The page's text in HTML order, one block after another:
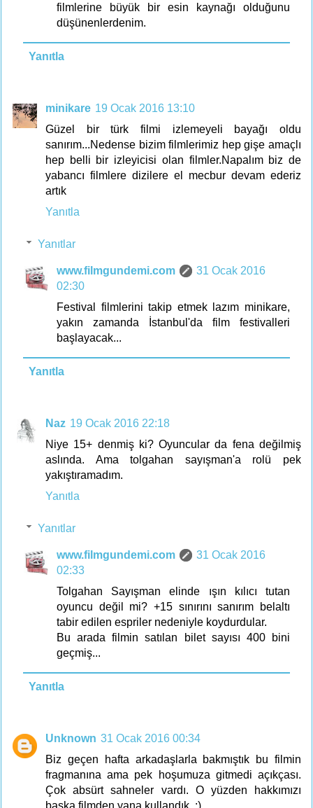
filmlerine büyük bir esin kaynağı olduğunu
düşünenlerdenim.
Yanıtla
minikare 19 Ocak 2016 13:10
Güzel bir türk filmi izlemeyeli bayağı oldu
sanırım...Nedense bizim filmlerimiz hep gişe amaçlı
hep belli bir izleyicisi olan filmler.Napalım biz de
yabancı filmlere dizilere el mecbur devam ederiz
artık
Yanıtla
Yanıtlar
www.filmgundemi.com
31 Ocak 2016
02:30
Festival filmlerini takip etmek lazım minikare,
yakın zamanda İstanbul'da film festivalleri
başlayacak...
Yanıtla
Naz 19 Ocak 2016 22:18
Niye 15+ denmiş ki? Oyuncular da fena değilmiş
aslında. Ama tolgahan sayışman'a rolü pek
yakıştıramadım.
Yanıtla
Yanıtlar
www.filmgundemi.com
31 Ocak 2016
02:33
Tolgahan Sayışman elinde ışın kılıcı tutan
oyuncu değil mi? +15 sınırını sanırım belaltı
tabir edilen espriler nedeniyle koydurdular.
Bu arada filmin satılan bilet sayısı 400 bini
geçmiş...
Yanıtla
Unknown 31 Ocak 2016 00:34
Biz geçen hafta arkadaşlarla bakmıştık bu filmin
fragmanına ama pek hoşumuza gitmedi açıkçası.
Çok absürt sahneler vardı. O yüzden hakkımızı
başka filmden yana kullandık. :)